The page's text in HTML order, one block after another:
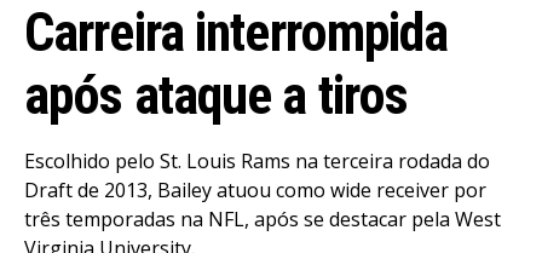
Carreira interrompida
após ataque a tiros
Escolhido pelo St. Louis Rams na terceira rodada do
Draft de 2013, Bailey atuou como wide receiver por
três temporadas na NFL, após se destacar pela West